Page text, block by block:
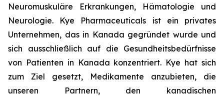
Neuromuskuläre Erkrankungen, Hämatologie und
Neurologie. Kye Pharmaceuticals ist ein privates
Unternehmen, das in Kanada gegründet wurde und
sich ausschließlich auf die Gesundheitsbedürfnisse
von Patienten in Kanada konzentriert. Kye hat sich
zum Ziel gesetzt, Medikamente anzubieten, die
unseren Partnern, den kanadischen